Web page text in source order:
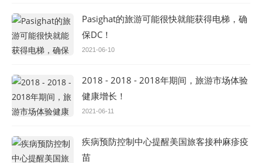
Pasighat的旅游可能很快就能获得电梯，确
保DC！
2021-06-10
2018 - 2018 - 2018年期间，旅游市场体验
健康增长！
2021-06-11
疾病预防控制中心提醒美国旅客接种麻疹疫
苗